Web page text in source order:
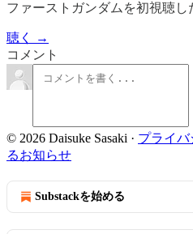
ファーストガンダムを初視聴
聴く →
コメント
© 2026 Daisuke Sasaki · プライバ
るお知らせ
Substackを始める